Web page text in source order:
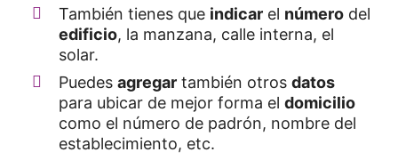
También tienes que indicar el número del
edificio, la manzana, calle interna, el
solar.
Puedes agregar también otros datos
para ubicar de mejor forma el domicilio
como el número de padrón, nombre del
establecimiento, etc.